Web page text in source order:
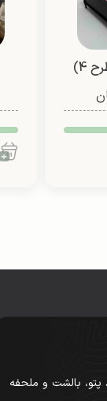
4)
پتو، بالشت و ملحفه